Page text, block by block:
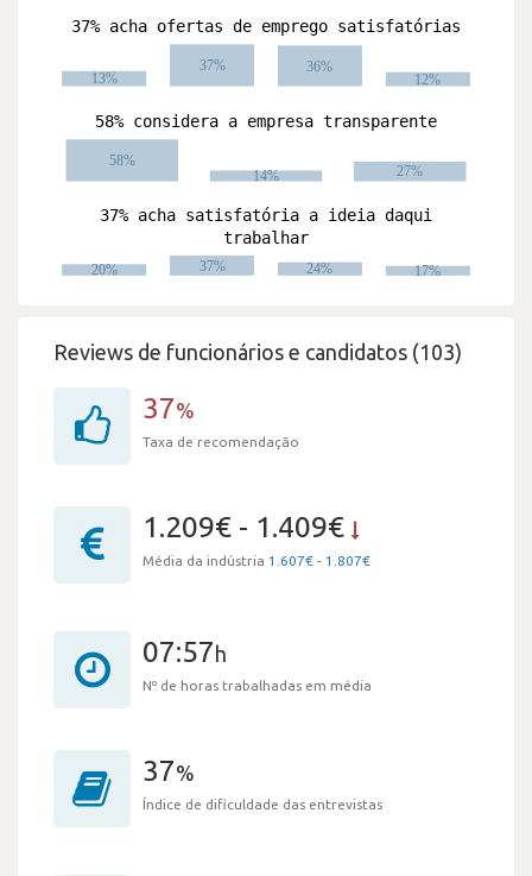
Reviews de funcionários e candidatos (103)
37%
Taxa de recomendação
1.209€ - 1.409€
Média da indústria 1.607€ - 1.807€
07:57h
Nº de horas trabalhadas em média
37%
Índice de dificuldade das entrevistas